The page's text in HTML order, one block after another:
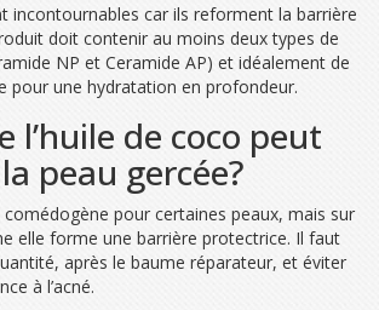
incontournables car ils reforment la barrière
doit contenir au moins deux types de
NP et Ceramide AP) et idéalement de
pour une hydratation en profondeur.
l’huile de coco peut
peau gercée?
comédogène pour certaines peaux, mais sur
elle forme une barrière protectrice. Il faut
après le baume réparateur, et éviter
à l’acné.